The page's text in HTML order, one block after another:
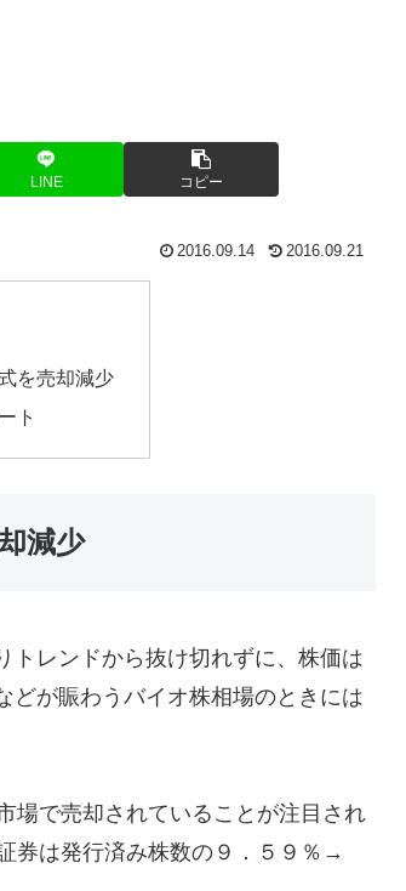
LINE コピー
2016.09.14 2016.09.21
を売却減少
ト
減少
トレンドから抜け切れずに、株価は
どが賑わうバイオ株相場のときには
場で売却されていることが注目され
券は発行済み株数の９．５９％→